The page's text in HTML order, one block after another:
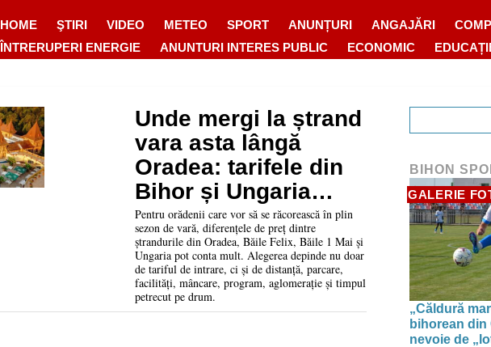
HOME ŞTIRI VIDEO METEO SPORT ANUNȚURI ANGAJĂRI
ÎNTRERUPERI ENERGIE
ANUNTURI INTERES PUBLIC ECONOMIC
Unde mergi la ștrand
vara asta lângă
Oradea: tarifele din
Bihor și Ungaria
pentru sezonul
estival 2026
Pentru orădenii care vor să se răcorească în plin
sezon de vară, diferențele de preț dintre
ștrandurile din Oradea, Băile Felix, Băile 1 Mai și
Ungaria pot conta mult. Alegerea depinde nu doar
de tariful de intrare, ci și de distanță, parcare,
facilități, mâncare, program, aglomerație și timpul
petrecut pe drum.
BIHON
GALERIE
„Căldură
bihorean din
nevoie de